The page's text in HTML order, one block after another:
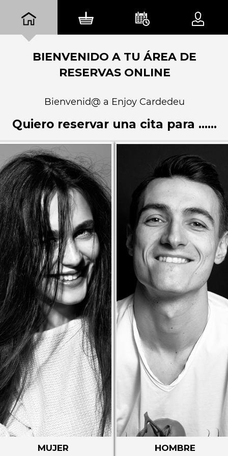
BIENVENIDO A TU ÁREA DE
RESERVAS ONLINE
Bienvenid@ a Enjoy Cardedeu
Quiero reservar una cita para ......
MUJER HOMBRE